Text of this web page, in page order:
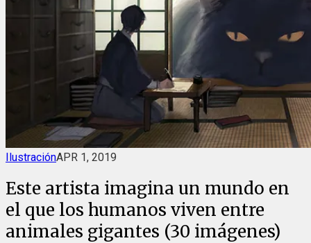
IlustraciónAPR 1, 2019
Este artista imagina un mundo en
el que los humanos viven entre
animales gigantes (30 imágenes)